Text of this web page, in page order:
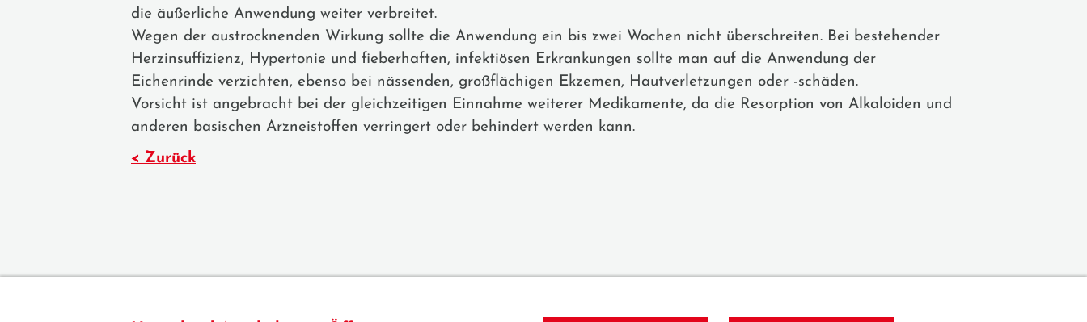
die äußerliche Anwendung weiter verbreitet.
Wegen der austrocknenden Wirkung sollte die Anwendung ein bis zwei Wochen nicht überschreiten. Bei bestehender
Herzinsuffizienz, Hypertonie und fieberhaften, infektiösen Erkrankungen sollte man auf die Anwendung der
Eichenrinde verzichten, ebenso bei nässenden, großflächigen Ekzemen, Hautverletzungen oder -schäden.
Vorsicht ist angebracht bei der gleichzeitigen Einnahme weiterer Medikamente, da die Resorption von Alkaloiden und
anderen basischen Arzneistoffen verringert oder behindert werden kann.
< Zurück